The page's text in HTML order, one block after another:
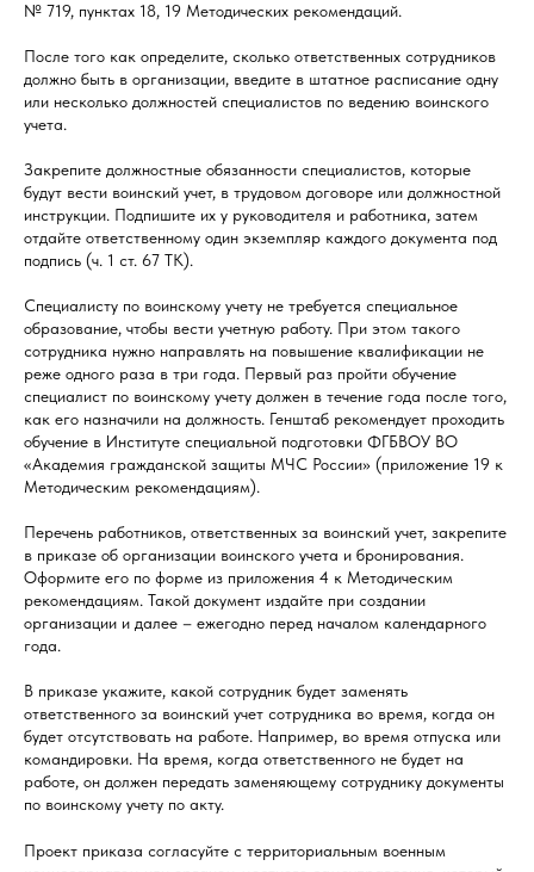
№ 719, пунктах 18, 19 Методических рекомендаций.
После того как определите, сколько ответственных сотрудников
должно быть в организации, введите в штатное расписание одну
или несколько должностей специалистов по ведению воинского
учета.
Закрепите должностные обязанности специалистов, которые
будут вести воинский учет, в трудовом договоре или должностной
инструкции. Подпишите их у руководителя и работника, затем
отдайте ответственному один экземпляр каждого документа под
подпись (ч. 1 ст. 67 ТК).
Специалисту по воинскому учету не требуется специальное
образование, чтобы вести учетную работу. При этом такого
сотрудника нужно направлять на повышение квалификации не
реже одного раза в три года. Первый раз пройти обучение
специалист по воинскому учету должен в течение года после того,
как его назначили на должность. Генштаб рекомендует проходить
обучение в Институте специальной подготовки ФГБВОУ ВО
«Академия гражданской защиты МЧС России» (приложение 19 к
Методическим рекомендациям).
Перечень работников, ответственных за воинский учет, закрепите
в приказе об организации воинского учета и бронирования.
Оформите его по форме из приложения 4 к Методическим
рекомендациям. Такой документ издайте при создании
организации и далее – ежегодно перед началом календарного
года.
В приказе укажите, какой сотрудник будет заменять
ответственного за воинский учет сотрудника во время, когда он
будет отсутствовать на работе. Например, во время отпуска или
командировки. На время, когда ответственного не будет на
работе, он должен передать заменяющему сотруднику документы
по воинскому учету по акту.
Проект приказа согласуйте с территориальным военным